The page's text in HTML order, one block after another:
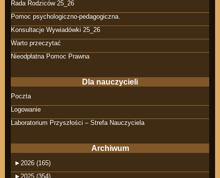
Rada Rodziców 25_26
Pomoc psychologiczno-pedagogiczna.
Konsultacje Wywiadówki 25_26
Warto przeczytać
Nieodpłatna Pomoc Prawna
Dla nauczycieli
Poczta
Logowanie
Laboratorium Przyszłości – Strefa Nauczyciela
Archiwum
► 2026 (165)
► 2025 (354)